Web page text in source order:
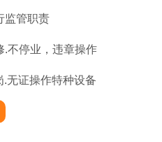
监管职责
.不停业，违章操作
.无证操作特种设备